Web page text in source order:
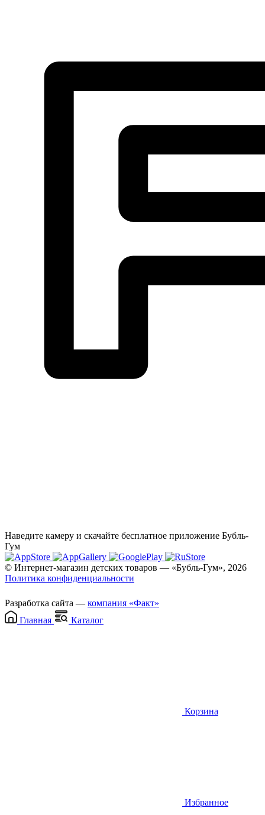
Наведите камеру и скачайте бесплатное приложение Бубль-
Гум
© Интернет-магазин детских товаров — «Бубль-Гум», 2026
Политика конфиденциальности
Разработка сайта — компания «Факт»
Главная
Каталог
Корзина
Избранное